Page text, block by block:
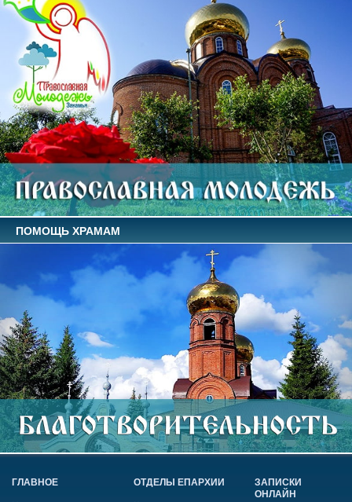
ПОМОЩЬ ХРАМАМ
ГЛАВНОЕ ОТДЕЛЫ ЕПАРХИИ
ЗАПИСКИ
ОНЛАЙН